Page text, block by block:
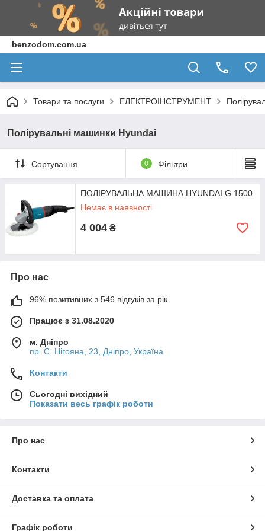
benzodom.com.ua
Товари та послуги ЕЛЕКТРОІНСТРУМЕНТ
Полірувальні машинки Hyundai
Сортування 0 Фільтри
ПОЛІРУВАЛЬНА МАШИНА HYUNDAI G 1500
Немає в наявності
4 004 ₴
Про нас
96% позитивних з 546 відгуків за рік
Працює з 31.08.2020
м. Дніпро
пр. С. Нігояна, 23, Дніпро, Україна
Контакти
Сьогодні вихідний
Показати весь графік роботи
Про нас
Контакти
Доставка та оплата
Графік роботи